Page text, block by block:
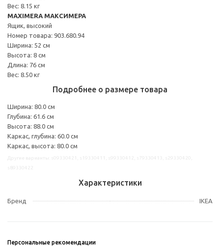
Вес: 8.15 кг
MAXIMERA МАКСИМЕРА
Ящик, высокий
Номер товара: 903.680.94
Ширина: 52 см
Высота: 8 см
Длина: 76 см
Вес: 8.50 кг
Подробнее о размере товара
Ширина: 80.0 см
Глубина: 61.6 см
Высота: 88.0 см
Каркас, глубина: 60.0 см
Каркас, высота: 80.0 см
Характеристики
Бренд IKEA
Персональные рекомендации